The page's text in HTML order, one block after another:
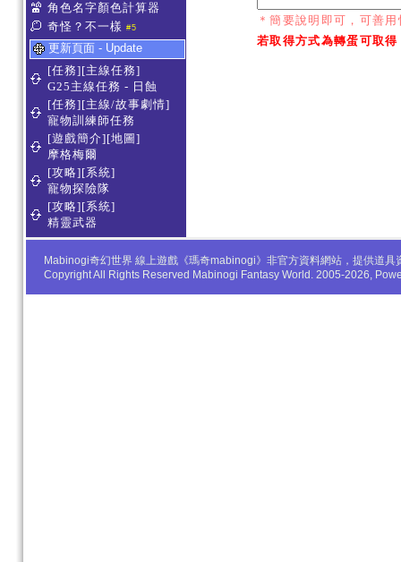
角色名字顏色計算器
奇怪？不一樣 #5
更新頁面 - Update
[任務][主線任務]
G25主線任務 - 日蝕
[任務][主線/故事劇情]
寵物訓練師任務
[遊戲簡介][地圖]
摩格梅爾
[攻略][系統]
寵物探險隊
[攻略][系統]
精靈武器
＊簡要說明即可，可善
若取得方式為轉蛋可取
Mabinogi奇幻世界 線上遊戲《瑪奇mabinogi》非官方資料網站，提供道
Copyright All Rights Reserved Mabinogi Fantasy World. 2005-2026,